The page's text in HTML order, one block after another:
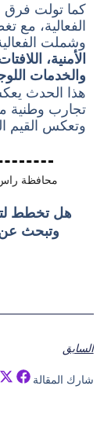
كما تولت فرق
الفعالية، مع
وشملت
الأمنية،
والخدمات
هذا الحدث
تجارب وطنية
وتعكس القيم
هل تخطط
وتبحث
السابق
شارك المقالة